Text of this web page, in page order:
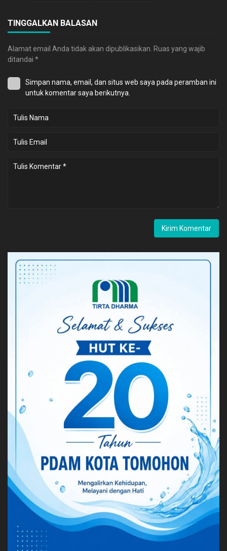
TINGGALKAN BALASAN
Alamat email Anda tidak akan dipublikasikan. Ruas yang wajib
ditandai *
Simpan nama, email, dan situs web saya pada peramban ini
untuk komentar saya berikutnya.